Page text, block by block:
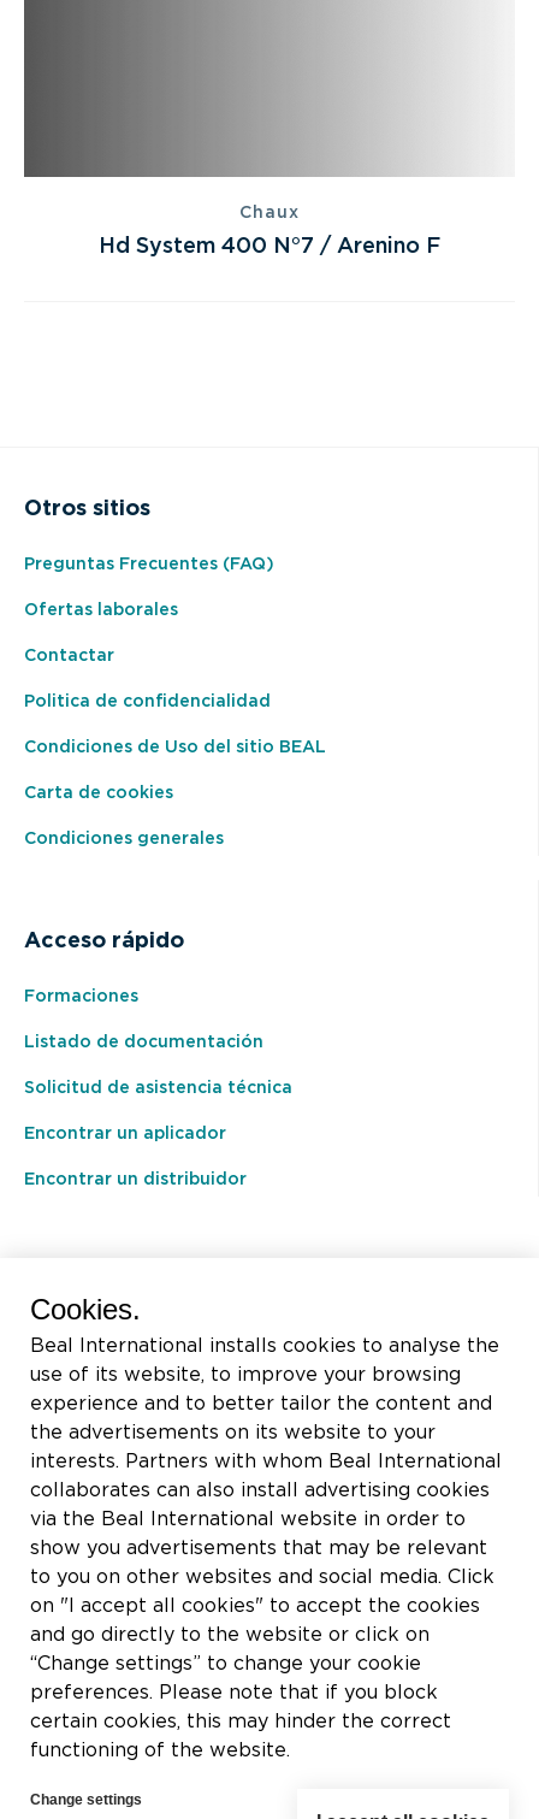
Chaux
Hd System 400 N°7 / Arenino F
Otros sitios
Preguntas Frecuentes (FAQ)
Ofertas laborales
Contactar
Politica de confidencialidad
Condiciones de Uso del sitio BEAL
Carta de cookies
Condiciones generales
Acceso rápido
Formaciones
Listado de documentación
Solicitud de asistencia técnica
Encontrar un aplicador
Encontrar un distribuidor
Rue du Tronquoy, 8
IVA: BE0414.592.153
+32 81 83 57 57
info@beal.be
Síganos
Cookies.
Beal International installs cookies to analyse the
use of its website, to improve your browsing
experience and to better tailor the content and
the advertisements on its website to your
interests. Partners with whom Beal International
collaborates can also install advertising cookies
via the Beal International website in order to
show you advertisements that may be relevant
to you on other websites and social media. Click
on "I accept all cookies" to accept the cookies
and go directly to the website or click on
“Change settings” to change your cookie
preferences. Please note that if you block
certain cookies, this may hinder the correct
functioning of the website.
Change settings